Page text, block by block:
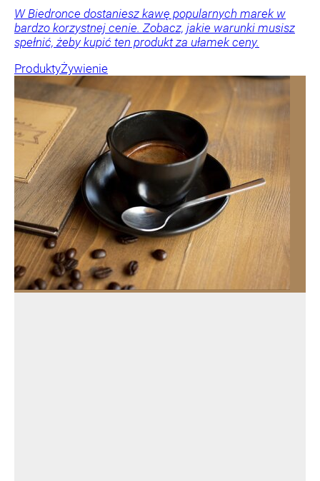
W Biedronce dostaniesz kawę popularnych marek w
bardzo korzystnej cenie. Zobacz, jakie warunki musisz
spełnić, żeby kupić ten produkt za ułamek ceny.
ProduktyŻywienie